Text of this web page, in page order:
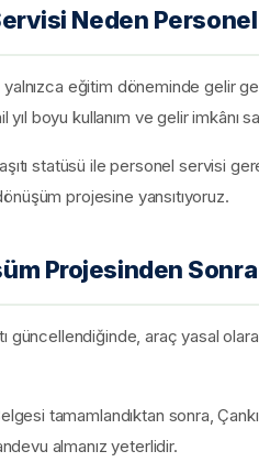
Neden
yalnızca eğitim döneminde gelir
boyu kullanım ve gelir imkânı
taşıtı statüsü ile personel servisi
projesine yansıtıyoruz.
Projesinden
güncellendiğinde, araç yasal
tamamlandıktan sonra,
almanız yeterlidir.